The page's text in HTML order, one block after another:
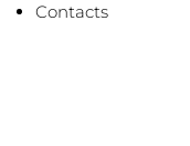
Contacts